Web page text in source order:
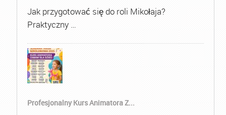
Jak przygotować się do roli Mikołaja?
Praktyczny …
Profesjonalny Kurs Animatora Z...